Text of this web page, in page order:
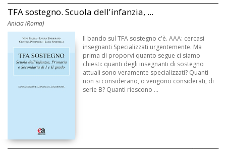
TFA sostegno. Scuola dell'infanzia, ...
Anicia (Roma)
Il bando sul TFA sostegno c'è. AAA: cercasi
insegnanti Specializzati urgentemente. Ma
prima di proporvi quanto segue ci siamo
chiesti: quanti degli insegnanti di sostegno
attuali sono veramente specializzati? Quanti
non si considerano, o vengono considerati, di
serie B? Quanti riescono ...